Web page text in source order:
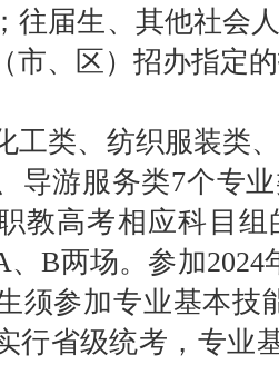
往届生、其他社会
市、区）招办指定
工类、纺织服装类
导游服务类7个专
教高考相应科目
B两场。参加2024
须参加专业基本技
行省级统考，专业